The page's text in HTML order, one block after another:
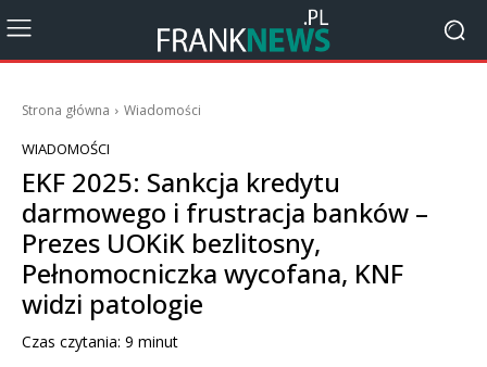
Strona główna Wiadomości
WIADOMOŚCI
EKF 2025: Sankcja kredytu
darmowego i frustracja banków –
Prezes UOKiK bezlitosny,
Pełnomocniczka wycofana, KNF
widzi patologie
Czas czytania: 9 minut